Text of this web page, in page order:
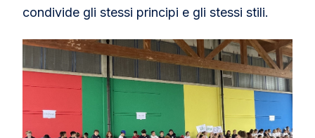
condivide gli stessi principi e gli stessi stili.